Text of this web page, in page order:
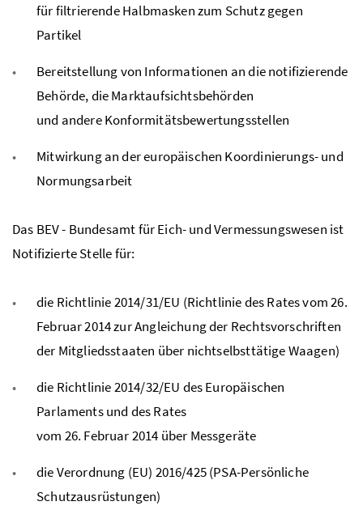
für filtrierende Halbmasken zum Schutz gegen
Partikel
Bereitstellung von Informationen an die notifizierende
Behörde, die Marktaufsichtsbehörden
und andere Konformitätsbewertungsstellen
Mitwirkung an der europäischen Koordinierungs- und
Normungsarbeit
Das BEV - Bundesamt für Eich- und Vermessungswesen ist
Notifizierte Stelle für:
die Richtlinie 2014/31/EU (Richtlinie des Rates vom 26.
Februar 2014 zur Angleichung der Rechtsvorschriften
der Mitgliedsstaaten über nichtselbsttätige Waagen)
die Richtlinie 2014/32/EU des Europäischen
Parlaments und des Rates
vom 26. Februar 2014 über Messgeräte
die Verordnung (EU) 2016/425 (PSA-Persönliche
Schutzausrüstungen)